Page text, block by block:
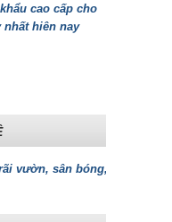
cao cấp cho
nhất hiên nay
vườn, sân bóng, dán